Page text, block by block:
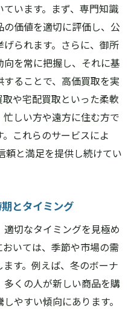
のガイドラインに従っ
する際のステップバイ
のサポート体制を活用
問を解決するQ&A
のリピーターが語るお
所市の買取をもっとス
の効率的な査定プロセ
ムーズにするための準
います。まず、専門知識
価値を適切に評価し、公
られます。さらに、御所
を常に把握し、それに基
ることで、高価買取を実
や宅配買取といった柔軟
しい方や遠方に住む方で
これらのサービスによ
頼と満足を提供し続けてい
とタイミング
切なタイミングを見極め
いては、季節や市場の需
す。例えば、冬のボーナ
くの人が新しい商品を購
やすい傾向にあります。